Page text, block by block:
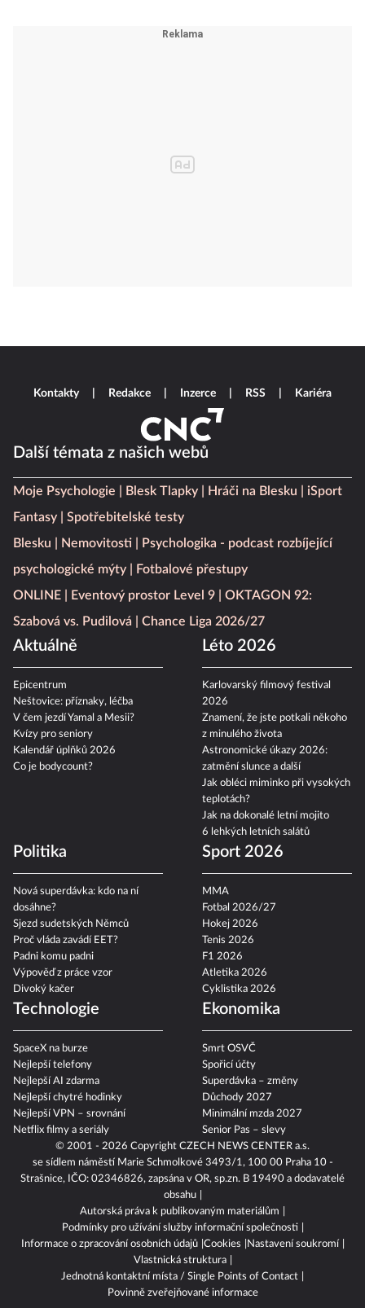
Další témata z našich webů
Moje Psychologie Blesk Tlapky Hráči na Blesku
iSport
Fantasy
Spotřebitelské testy
Blesku
Nemovitosti
Psychologika - podcast rozbíjející
psychologické mýty
Fotbalové přestupy
ONLINE
Eventový prostor Level 9
OKTAGON 92:
Szabová vs. Pudilová
Chance Liga 2026/27
Aktuálně
Epicentrum
Neštovice: příznaky, léčba
V čem jezdí Yamal a Mesii?
Kvízy pro seniory
Kalendář úplňků 2026
Co je bodycount?
Léto 2026
Karlovarský filmový festival
2026
Znamení, že jste potkali někoho
z minulého života
Astronomické úkazy 2026:
zatmění slunce a další
Jak obléci miminko při vysokých
teplotách?
Jak na dokonalé letní mojito
6 lehkých letních salátů
Politika
Nová superdávka: kdo na ní
dosáhne?
Sjezd sudetských Němců
Proč vláda zavádí EET?
Padni komu padni
Výpověď z práce vzor
Divoký kačer
Sport 2026
MMA
Fotbal 2026/27
Hokej 2026
Tenis 2026
F1 2026
Atletika 2026
Cyklistika 2026
Technologie
SpaceX na burze
Nejlepší telefony
Nejlepší AI zdarma
Nejlepší chytré hodinky
Nejlepší VPN – srovnání
Netflix filmy a seriály
Ekonomika
Smrt OSVČ
Spořicí účty
Superdávka – změny
Důchody 2027
Minimální mzda 2027
Senior Pas – slevy
Kontakty Redakce Inzerce RSS Kariéra
© 2001 - 2026 Copyright CZECH NEWS CENTER a.s.
se sídlem náměstí Marie Schmolkové 3493/1, 100 00 Praha 10 -
Strašnice, IČO: 02346826, zapsána v OR, sp.zn. B 19490 a dodavatelé
obsahu
Autorská práva k publikovaným materiálům
Podmínky pro užívání služby informační společnosti
Informace o zpracování osobních údajů Cookies
Nastavení soukromí
Vlastnická struktura
Jednotná kontaktní místa / Single Points of Contact
Povinně zveřejňované informace